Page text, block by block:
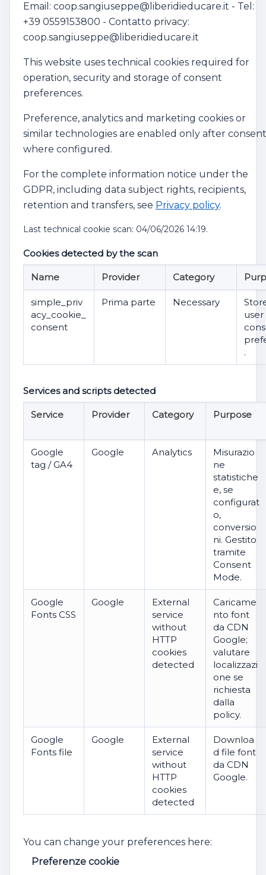
Email: coop.sangiuseppe@liberidieducare.it - Tel:
+39 0559153800 - Contatto privacy:
coop.sangiuseppe@liberidieducare.it
This website uses technical cookies required for
operation, security and storage of consent
preferences.
Preference, analytics and marketing cookies or
similar technologies are enabled only after
where configured.
For the complete information notice under the
GDPR, including data subject rights, recipients,
retention and transfers, see Privacy policy.
Last technical cookie scan: 04/06/2026 14:19.
Cookies detected by the scan
Name Provider Category
simple_priv
acy_cookie_
consent
Prima parte Necessary
.
Services and scripts detected
Service Provider Category Purpose
Google
tag / GA4
Google Analytics
Misurazio
ne
statistiche
e, se
configurat
o,
conversio
ni. Gestito
tramite
Consent
Mode.
Google
Fonts CSS
Google
External
service
without
HTTP
cookies
detected
Caricame
nto font
da CDN
Google;
valutare
localizzazi
one se
richiesta
dalla
policy.
Google
Fonts file
Google
External
service
without
HTTP
cookies
detected
Downloa
d file font
da CDN
Google.
You can change your preferences here:
Preferenze cookie